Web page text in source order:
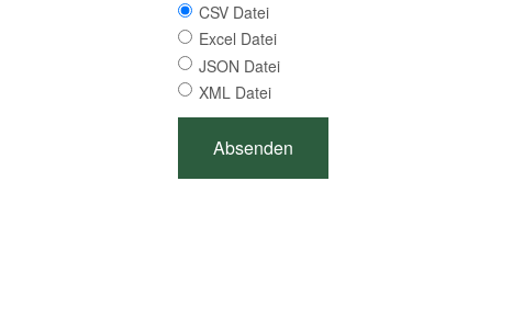
CSV Datei
Excel Datei
JSON Datei
XML Datei